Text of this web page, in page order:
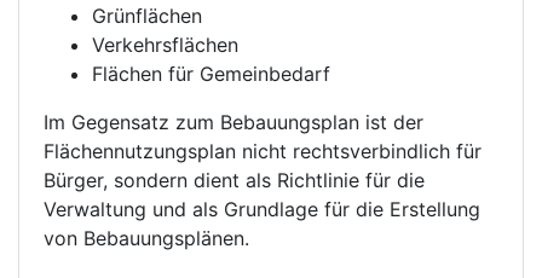
Grünflächen
Verkehrsflächen
Flächen für Gemeinbedarf
Im Gegensatz zum Bebauungsplan ist der
Flächennutzungsplan nicht rechtsverbindlich für
Bürger, sondern dient als Richtlinie für die
Verwaltung und als Grundlage für die Erstellung
von Bebauungsplänen.